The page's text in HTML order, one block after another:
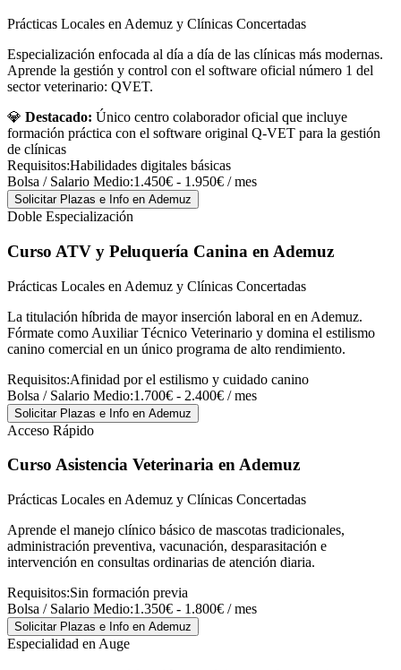
Prácticas Locales en Ademuz y Clínicas Concertadas
Especialización enfocada al día a día de las clínicas más modernas.
Aprende la gestión y control con el software oficial número 1 del
sector veterinario: QVET.
💎 Destacado: Único centro colaborador oficial que incluye
formación práctica con el software original Q-VET para la gestión
de clínicas
Requisitos:Habilidades digitales básicas
Bolsa / Salario Medio:1.450€ - 1.950€ / mes
Solicitar Plazas e Info en Ademuz
Doble Especialización
Curso ATV y Peluquería Canina en Ademuz
Prácticas Locales en Ademuz y Clínicas Concertadas
La titulación híbrida de mayor inserción laboral en en Ademuz.
Fórmate como Auxiliar Técnico Veterinario y domina el estilismo
canino comercial en un único programa de alto rendimiento.
Requisitos:Afinidad por el estilismo y cuidado canino
Bolsa / Salario Medio:1.700€ - 2.400€ / mes
Solicitar Plazas e Info en Ademuz
Acceso Rápido
Curso Asistencia Veterinaria en Ademuz
Prácticas Locales en Ademuz y Clínicas Concertadas
Aprende el manejo clínico básico de mascotas tradicionales,
administración preventiva, vacunación, desparasitación e
intervención en consultas ordinarias de atención diaria.
Requisitos:Sin formación previa
Bolsa / Salario Medio:1.350€ - 1.800€ / mes
Solicitar Plazas e Info en Ademuz
Especialidad en Auge